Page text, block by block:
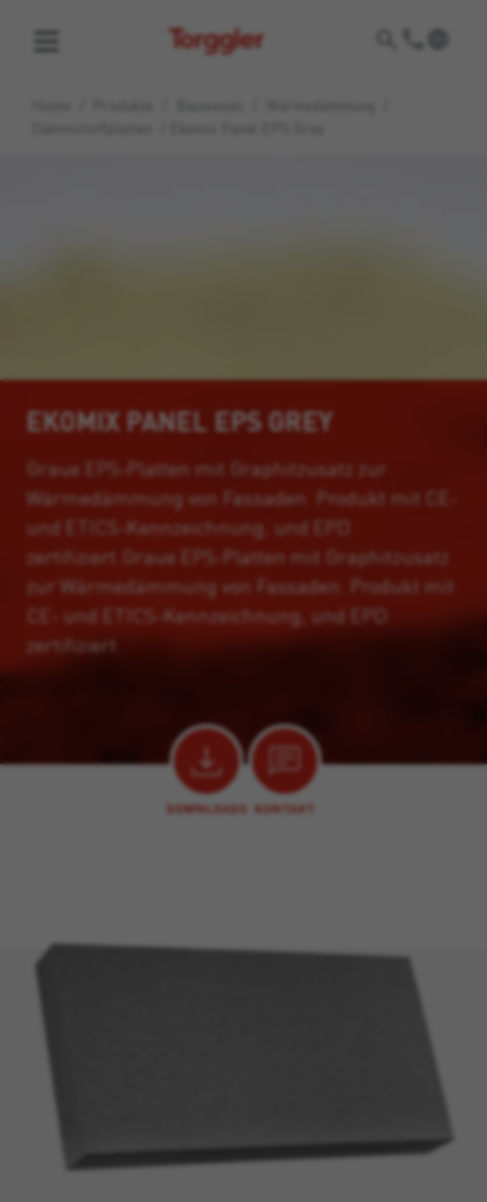
Torggler
EKOMIX PANEL EPS GREY
Graue EPS-Platten mit Graphitzusatz zur
Wärmedämmung von Fassaden. Produkt mit CE-
und ETICS-Kennzeichnung, und EPD
zertifiziert.Graue EPS-Platten mit Graphitzusatz
zur Wärmedämmung von Fassaden. Produkt mit
CE- und ETICS-Kennzeichnung, und EPD
zertifiziert.
DOWNLOADS KONTAKT